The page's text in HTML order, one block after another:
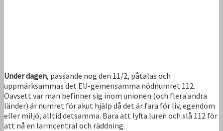
Under dagen, passande nog den 11/2, påtalas och
uppmärksammas det EU-gemensamma nödnumret 112.
Oavsett var man befinner sig inom unionen (och flera andra
länder) är numret för akut hjälp då det är fara för liv, egendom
eller miljö, alltid detsamma. Bara att lyfta luren och slå 112 för
att nå en larmcentral och räddning.